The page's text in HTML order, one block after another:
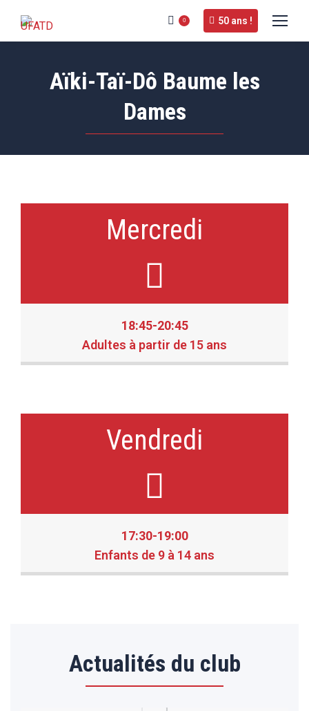
0 50 ans !
Aïki-Taï-Dô Baume les
Dames
Mercredi
18:45-20:45
Adultes à partir de 15 ans
Vendredi
17:30-19:00
Enfants de 9 à 14 ans
Actualités du club